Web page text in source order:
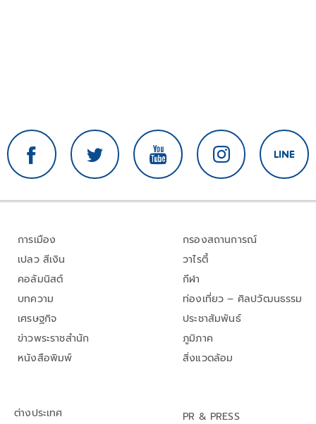
การเมือง
เปลว สีเงิน
คอลัมนิสต์
บทความ
เศรษฐกิจ
ข่าวพระราชสำนัก
หนังสือพิมพ์
กรองสถานการณ์
วาไรตี้
กีฬา
ท่องเที่ยว – ศิลปวัฒนธรรม
ประชาสัมพันธ์
ภูมิภาค
สิ่งแวดล้อม
ต่างประเทศ PR & PRESS